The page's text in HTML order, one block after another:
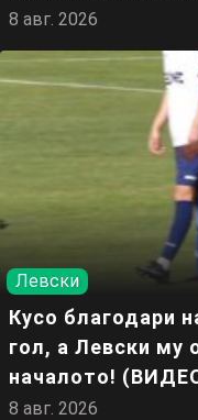
8 авг. 2026
Левски
Кусо благодари
гол, а Левски му
началото!
8 авг. 2026